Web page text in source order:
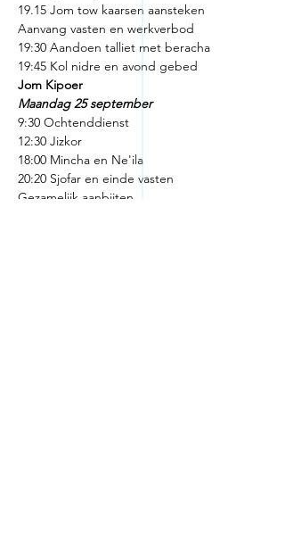
19.15 Jom tow kaarsen aansteken
Aanvang vasten en werkverbod
19:30 Aandoen talliet met beracha
19:45 Kol nidre en avond gebed
Jom Kipoer
Maandag 25 september
9:30 Ochtenddienst
12:30 Jizkor
18:00 Mincha en Ne'ila
20:20 Sjofar en einde vasten
Gezamelijk aanbijten